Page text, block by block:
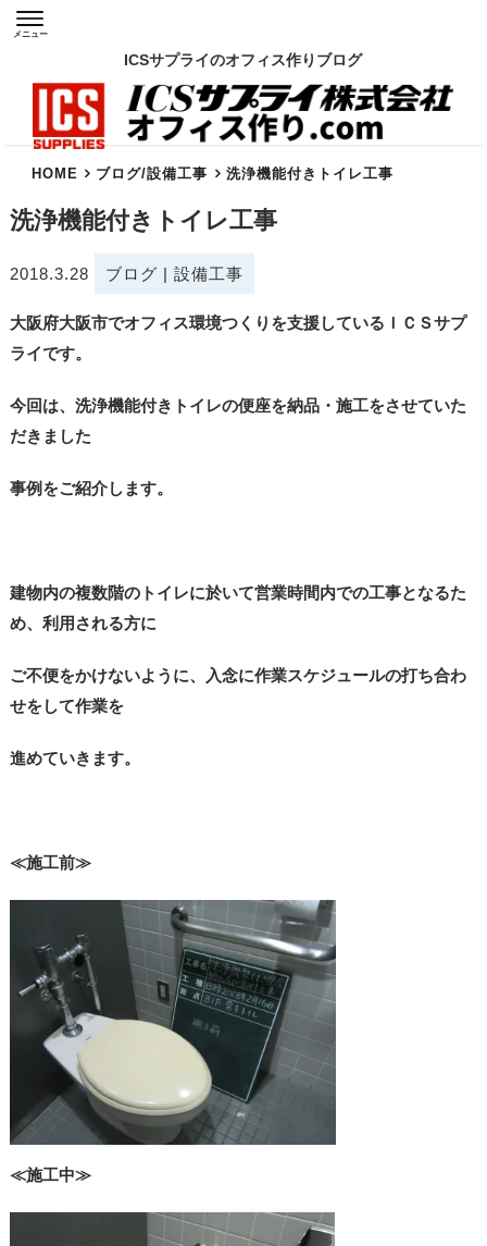
ICSサプライのオフィス作りブログ
メニュー
HOME ブログ/設備工事 洗浄機能付きトイレ工事
洗浄機能付きトイレ工事
2018.3.28 ブログ | 設備工事
大阪府大阪市でオフィス環境つくりを支援しているＩＣＳサプ
ライです。
今回は、洗浄機能付きトイレの便座を納品・施工をさせていた
だきました
事例をご紹介します。
建物内の複数階のトイレに於いて営業時間内での工事となるた
め、利用される方に
ご不便をかけないように、入念に作業スケジュールの打ち合わ
せをして作業を
進めていきます。
≪施工前≫
≪施工中≫